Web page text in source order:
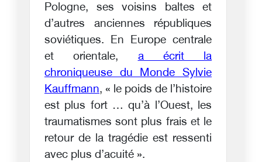
Pologne, ses voisins baltes et
d’autres anciennes républiques
soviétiques. En Europe centrale
et orientale,a écrit la
chroniqueuse du Monde Sylvie
Kauffmann, « le poids de l’histoire
est plus fort … qu’à l’Ouest, les
traumatismes sont plus frais et le
retour de la tragédie est ressenti
avec plus d’acuité ».